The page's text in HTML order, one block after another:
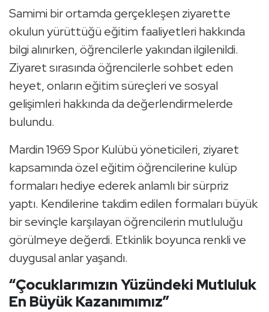
Samimi bir ortamda gerçekleşen ziyarette
okulun yürüttüğü eğitim faaliyetleri hakkında
bilgi alınırken, öğrencilerle yakından ilgilenildi.
Ziyaret sırasında öğrencilerle sohbet eden
heyet, onların eğitim süreçleri ve sosyal
gelişimleri hakkında da değerlendirmelerde
bulundu.
Mardin 1969 Spor Kulübü yöneticileri, ziyaret
kapsamında özel eğitim öğrencilerine kulüp
formaları hediye ederek anlamlı bir sürpriz
yaptı. Kendilerine takdim edilen formaları büyük
bir sevinçle karşılayan öğrencilerin mutluluğu
görülmeye değerdi. Etkinlik boyunca renkli ve
duygusal anlar yaşandı.
“Çocuklarımızın Yüzündeki Mutluluk
En Büyük Kazanımımız”